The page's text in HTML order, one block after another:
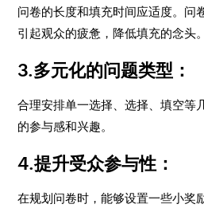
问卷的长度和填充时间应适度。问
引起观众的疲惫，降低填充的念头。
3.多元化的问题类型：
合理安排单一选择、选择、填空等
的参与感和兴趣。
4.提升受众参与性：
在规划问卷时，能够设置一些小奖